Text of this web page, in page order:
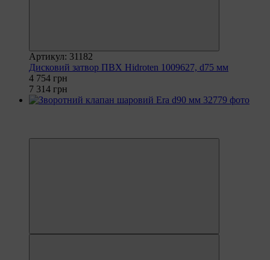
Артикул: 31182
Дисковий затвор ПВХ Hidroten 1009627, d75 мм
4 754 грн
7 314 грн